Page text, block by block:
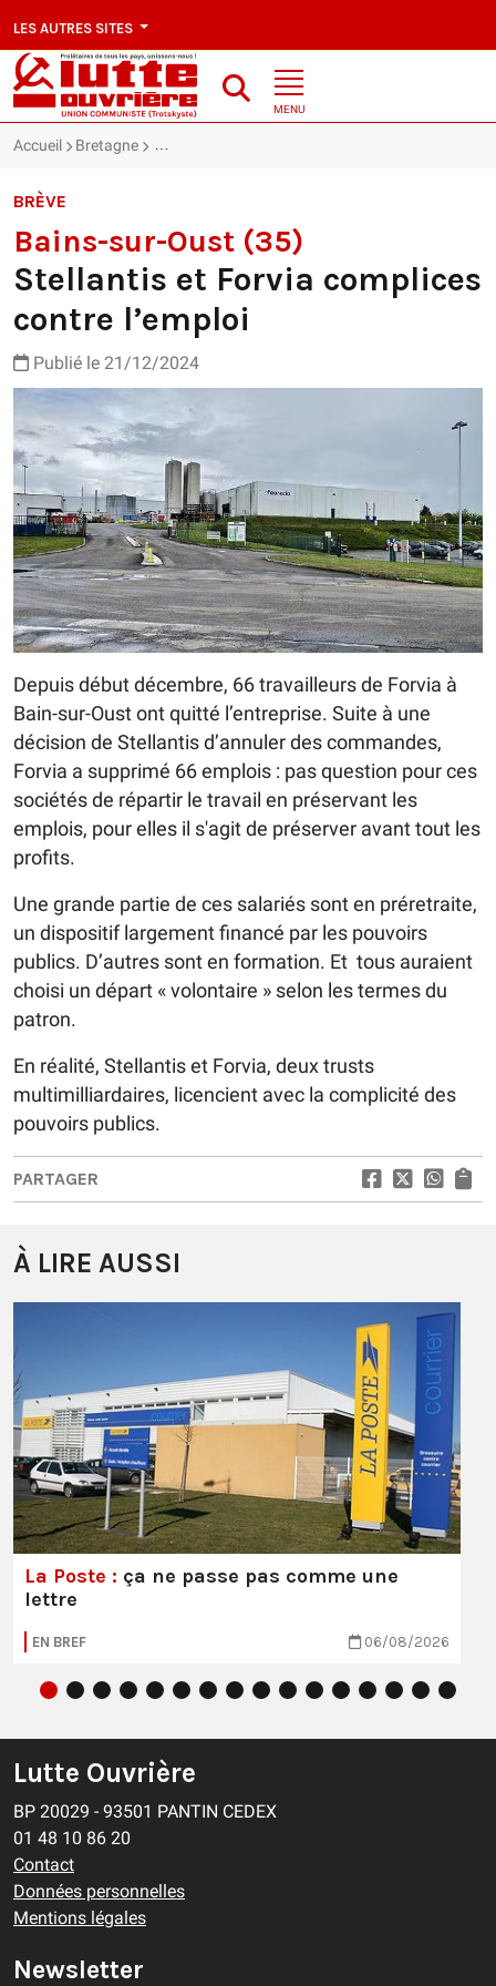
LES AUTRES SITES
MENU
Accueil Bretagne Bains-sur-Oust (35) : Stellantis et Forvia
BRÈVE
Bains-sur-Oust (35)
Stellantis et Forvia complices
contre l’emploi
Publié le 21/12/2024
Depuis début décembre, 66 travailleurs de Forvia à
Bain-sur-Oust ont quitté l’entreprise. Suite à une
décision de Stellantis d’annuler des commandes,
Forvia a supprimé 66 emplois : pas question pour ces
sociétés de répartir le travail en préservant les
emplois, pour elles il s'agit de préserver avant tout les
profits.
Une grande partie de ces salariés sont en préretraite,
un dispositif largement financé par les pouvoirs
publics. D’autres sont en formation. Et tous auraient
choisi un départ « volontaire » selon les termes du
patron.
En réalité, Stellantis et Forvia, deux trusts
multimilliardaires, licencient avec la complicité des
pouvoirs publics.
PARTAGER
À LIRE AUSSI
La Poste : ça ne passe pas comme une
lettre
EN BREF 06/08/2026
Lutte Ouvrière
BP 20029 - 93501 PANTIN CEDEX
01 48 10 86 20
Contact
Données personnelles
Mentions légales
Newsletter